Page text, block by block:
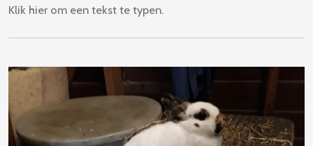
Klik hier om een tekst te typen.